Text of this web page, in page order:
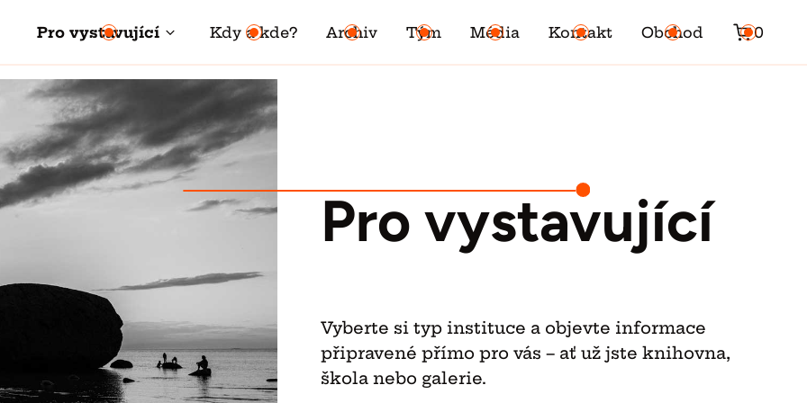
Pro vystavující Kdy a kde? Archiv Tým Média Kontakt Obchod 0
Pro vystavující
Vyberte si typ instituce a objevte informace
připravené přímo pro vás – ať už jste knihovna,
škola nebo galerie.